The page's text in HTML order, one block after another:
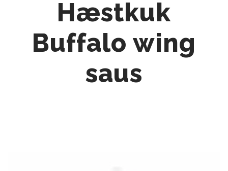
Hæstkuk
Buffalo wing
saus